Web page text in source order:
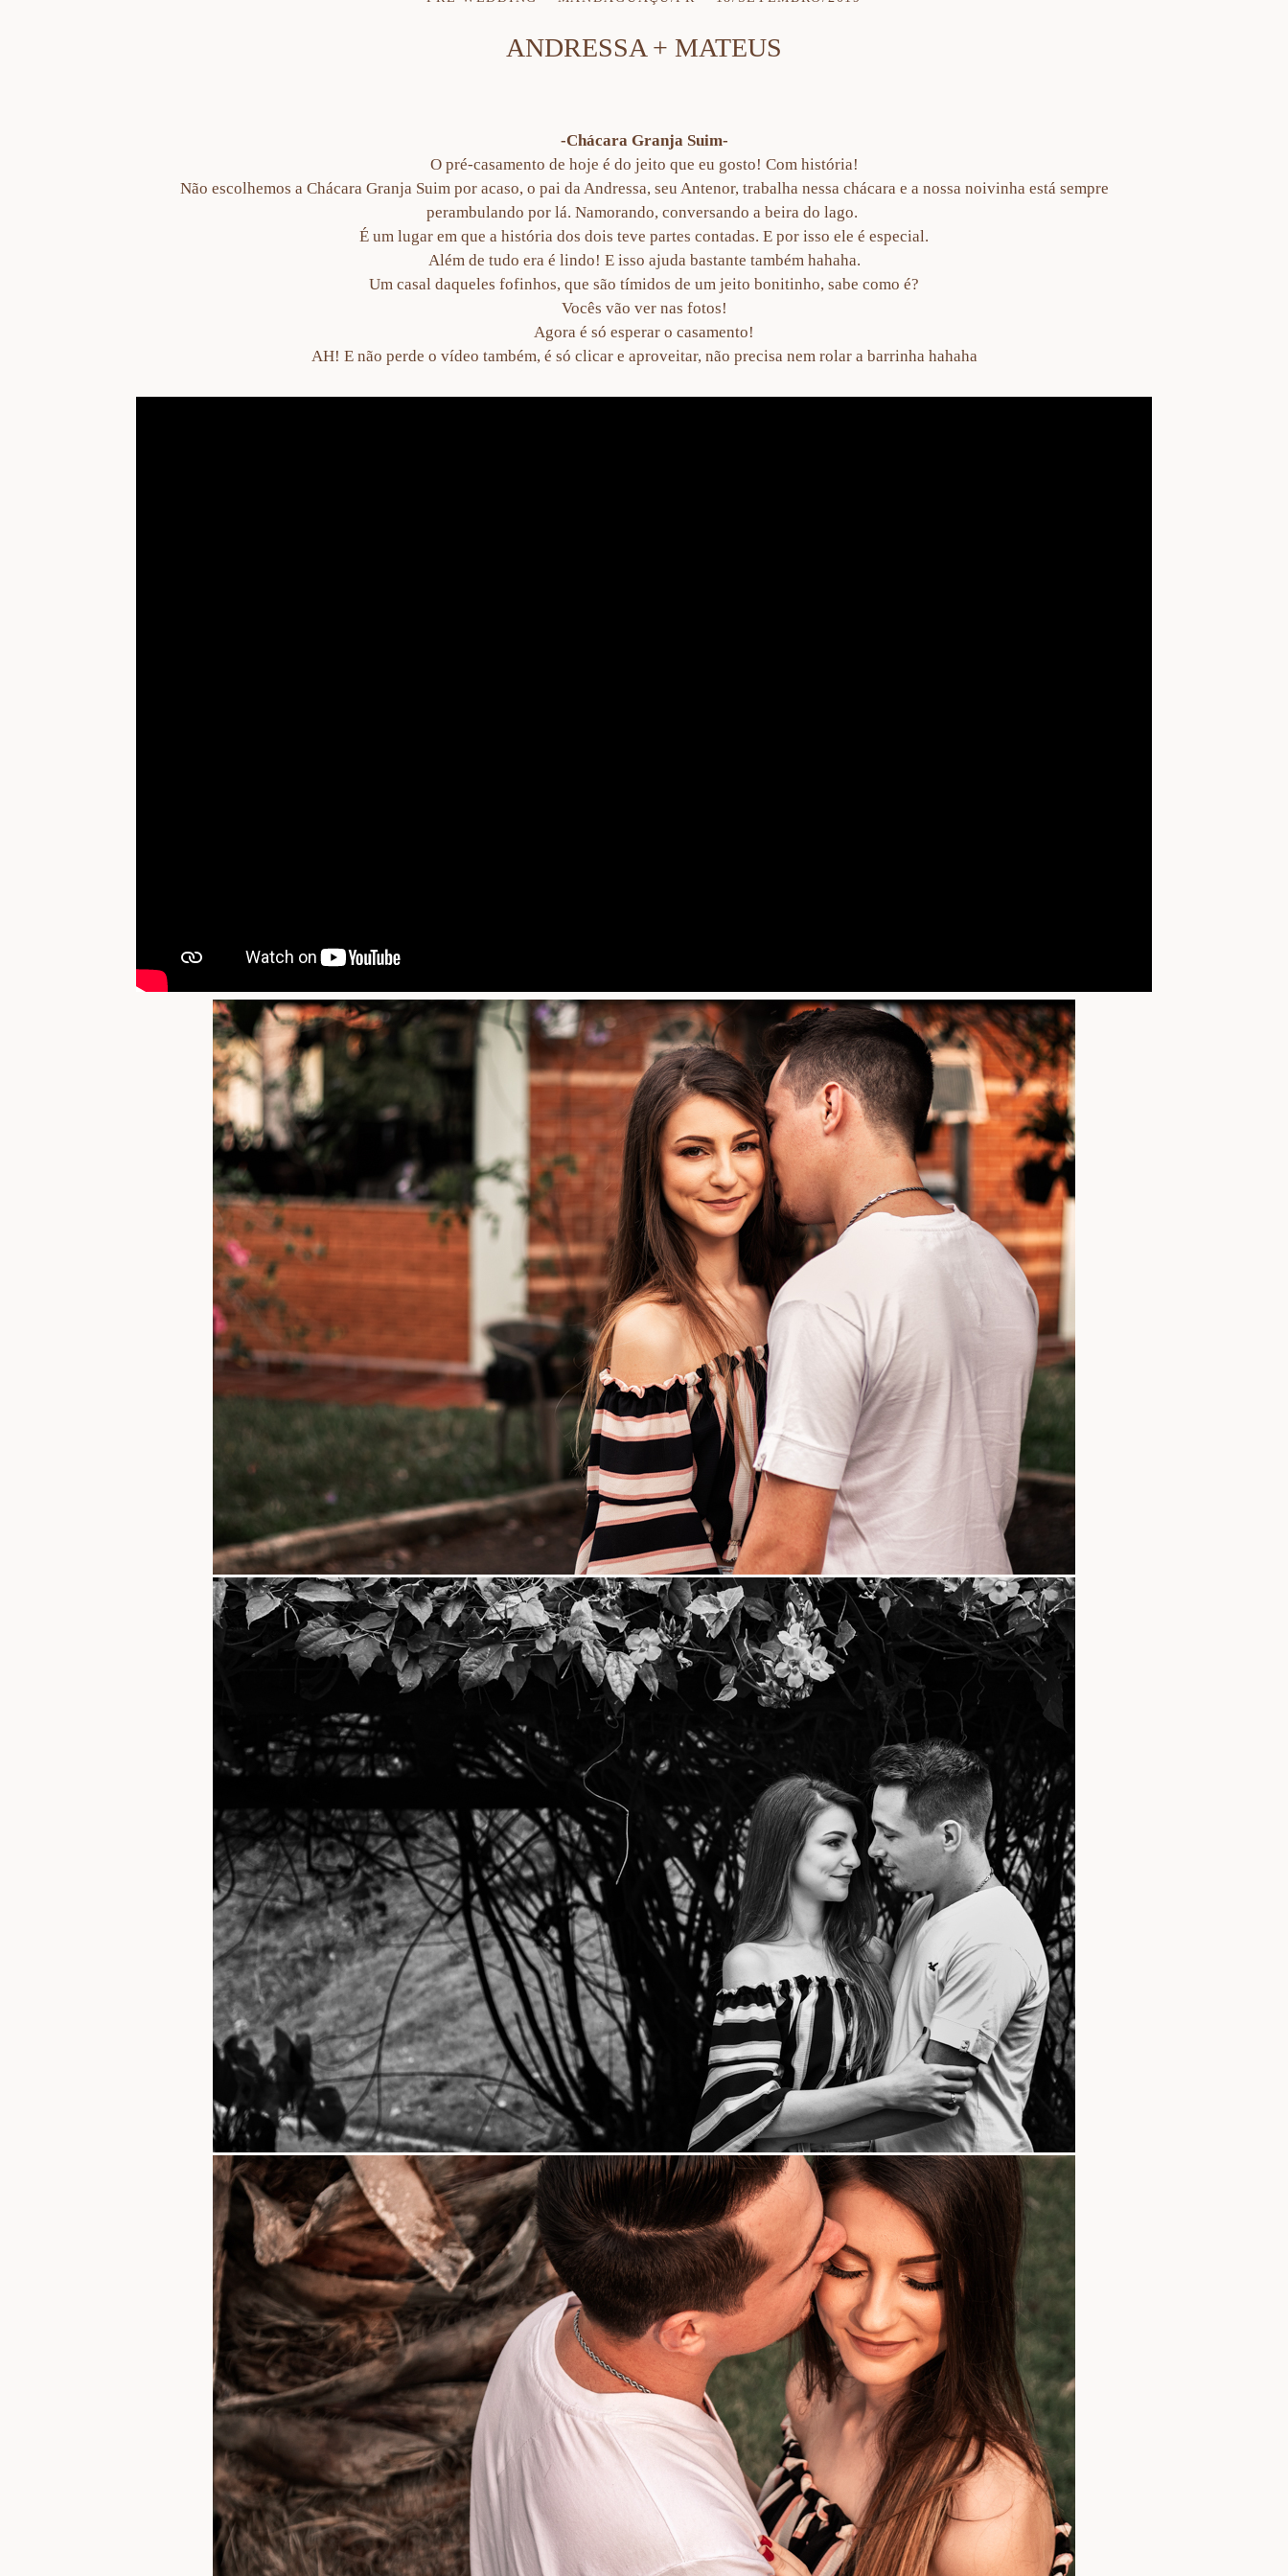
ANDRESSA + MATEUS
-Chácara Granja Suim-
O pré-casamento de hoje é do jeito que eu gosto! Com história!
Não escolhemos a Chácara Granja Suim por acaso, o pai da Andressa, seu Antenor, trabalha nessa chácara e a nossa noivinha está sempre
perambulando por lá. Namorando, conversando a beira do lago.
É um lugar em que a história dos dois teve partes contadas. E por isso ele é especial.
Além de tudo era é lindo! E isso ajuda bastante também hahaha.
Um casal daqueles fofinhos, que são tímidos de um jeito bonitinho, sabe como é?
Vocês vão ver nas fotos!
Agora é só esperar o casamento!
AH! E não perde o vídeo também, é só clicar e aproveitar, não precisa nem rolar a barrinha hahaha